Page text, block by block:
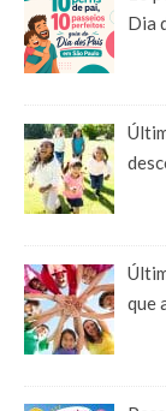
Dia
que